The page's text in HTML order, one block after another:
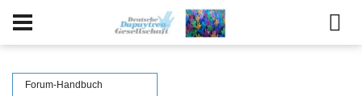
Forum-Handbuch